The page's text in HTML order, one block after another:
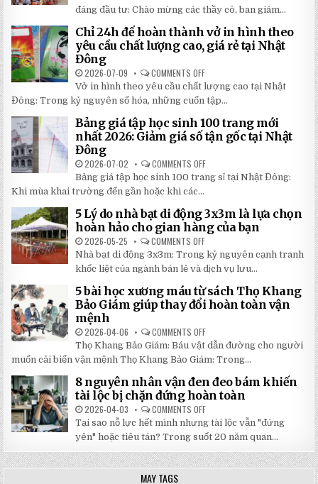
5
BÍ
MẬT
GIÚP
BẠN
TIẾT
KHI
LẮP
ĐẶT
LOẠI
DÙ
CHE
NẮNG
NGOÀI
TRỜI
BỀN
ĐÁNG
ĐẦU
NHẤT
2026
đáng đầu tư: Chào mừng các thầy cô, ban giám...
Chỉ 24h để hoàn thành vở in hình theo
yêu cầu chất lượng cao, giá rẻ tại Nhật
Đông
2026-07-09 COMMENTS OFF
CHỈ
24H
ĐỂ
HOÀN
VỞ
IN
HÌNH
YÊU
CHẤT
LƯỢNG
RẺ
TẠI
NHẬT
ĐÔNG
Vở in hình theo yêu cầu chất lượng cao tại Nhật
Đông: Trong kỷ nguyên số hóa, những cuốn tập...
Bảng giá tập học sinh 100 trang mới
nhất 2026: Giảm giá số tận gốc tại Nhật
Đông
2026-07-02 COMMENTS OFF
BẢNG
GIÁ
100
TRANG
MỚI
2026:
GIẢM
GIÁ
SỐ
TẬN
GỐC
TẠI
NHẬT
Bảng giá tập học sinh 100 trang sỉ tại Nhật Đông:
Khi mùa khai trường đến gần hoặc khi các...
5 Lý do nhà bạt di động 3x3m là lựa chọn
hoàn hảo cho gian hàng của bạn
2026-05-25 COMMENTS OFF
5
LÝ
DO
NHÀ
BẠT
DI
ĐỘNG
3X3M
LỰA
HOÀN
HẢO
CHO
HÀNG
CỦA
BẠN
Nhà bạt di động 3x3m: Trong kỷ nguyên cạnh tranh
khốc liệt của ngành bán lẻ và dịch vụ lưu...
5 bài học xương máu từ sách Thọ Khang
Bảo Giám giúp thay đổi hoàn toàn vận
mệnh
2026-04-06 COMMENTS OFF
5
BÀI
HỌC
XƯƠNG
MÁU
TỪ
SÁCH
THỌ
BẢO
GIÁM
GIÚP
THAY
ĐỔI
HOÀN
TOÀN
Thọ Khang Bảo Giám: Báu vật dẫn đường cho người
muốn cải biến vận mệnh Thọ Khang Bảo Giám: Trong...
8 nguyên nhân vận đen đeo bám khiến
tài lộc bị chặn đứng hoàn toàn
2026-04-03 COMMENTS OFF
NGUYÊN
NHÂN
VẬN
ĐEN
ĐEO
BÁM
Tại sao nỗ lực hết mình nhưng tài lộc vẫn "đứng
yên" hoặc tiêu tán? Trong suốt 20 năm quan...
MAY TAGS